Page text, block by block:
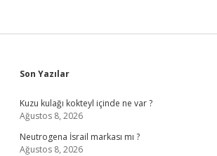
Sidebar
Son Yazılar
Kuzu kulağı kokteyl içinde ne var ?
Ağustos 8, 2026
Neutrogena İsrail markası mı ?
Ağustos 8, 2026